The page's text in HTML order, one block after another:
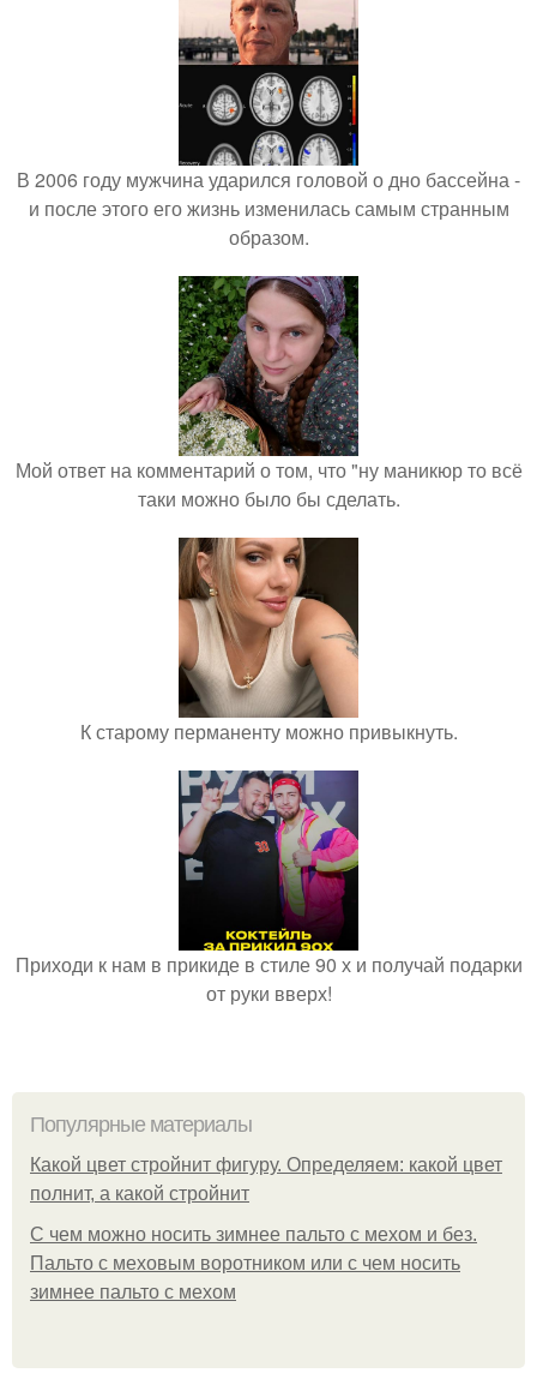
В 2006 году мужчина ударился головой о дно бассейна -
и после этого его жизнь изменилась самым странным
образом.
Мой ответ на комментарий о том, что "ну маникюр то всё
таки можно было бы сделать.
К старому перманенту можно привыкнуть.
Приходи к нам в прикиде в стиле 90 х и получай подарки
от руки вверх!
Популярные материалы
Какой цвет стройнит фигуру. Определяем: какой цвет
полнит, а какой стройнит
C чем можно носить зимнее пальто с мехом и без.
Пальто с меховым воротником или с чем носить
зимнее пальто с мехом